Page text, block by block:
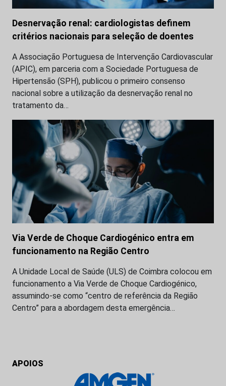
Desnervação renal: cardiologistas definem
critérios nacionais para seleção de doentes
A Associação Portuguesa de Intervenção Cardiovascular
(APIC), em parceria com a Sociedade Portuguesa de
Hipertensão (SPH), publicou o primeiro consenso
nacional sobre a utilização da desnervação renal no
tratamento da…
Via Verde de Choque Cardiogénico entra em
funcionamento na Região Centro
A Unidade Local de Saúde (ULS) de Coimbra colocou em
funcionamento a Via Verde de Choque Cardiogénico,
assumindo-se como “centro de referência da Região
Centro” para a abordagem desta emergência…
APOIOS